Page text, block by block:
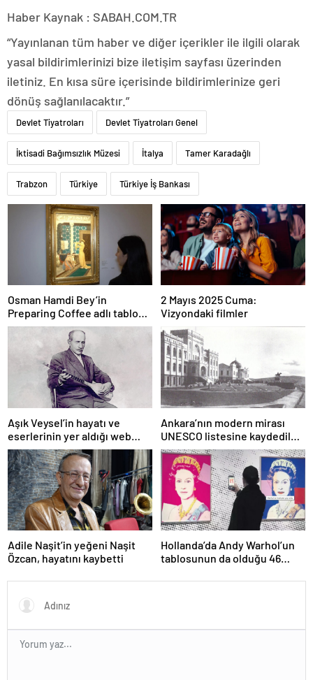
Haber Kaynak : SABAH.COM.TR
“Yayınlanan tüm haber ve diğer içerikler ile ilgili olarak
yasal bildirimlerinizi bize iletişim sayfası üzerinden
iletiniz. En kısa süre içerisinde bildirimlerinize geri
dönüş sağlanılacaktır.”
Devlet Tiyatroları Devlet Tiyatroları Genel
İktisadi Bağımsızlık Müzesi İtalya Tamer Karadağlı
Trabzon Türkiye Türkiye İş Bankası
Osman Hamdi Bey’in
Preparing Coffee adlı tablosu
75 milyon liraya satışa
sunuldu
2 Mayıs 2025 Cuma:
Vizyondaki filmler
Aşık Veysel’in hayatı ve
eserlerinin yer aldığı web
portalı hizmete girdi
Ankara’nın modern mirası
UNESCO listesine kaydedildi;
Türkiye’nin listedeki varlık
sayısı 80 oldu
Adile Naşit’in yeğeni Naşit
Özcan, hayatını kaybetti
Hollanda’da Andy Warhol’un
tablosunun da olduğu 46